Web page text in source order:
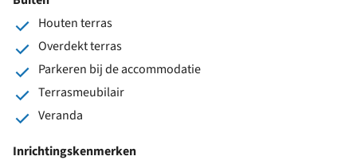
Houten terras
Overdekt terras
Parkeren bij de accommodatie
Terrasmeubilair
Veranda
Inrichtingskenmerken